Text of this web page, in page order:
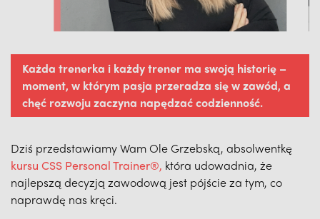
Każda trenerka i każdy trener ma swoją historię –
moment, w którym pasja przeradza się w zawód, a
chęć rozwoju zaczyna napędzać codzienność.
Dziś przedstawiamy Wam Ole Grzebską, absolwentkę
kursu CSS Personal Trainer®, która udowadnia, że
najlepszą decyzją zawodową jest pójście za tym, co
naprawdę nas kręci.